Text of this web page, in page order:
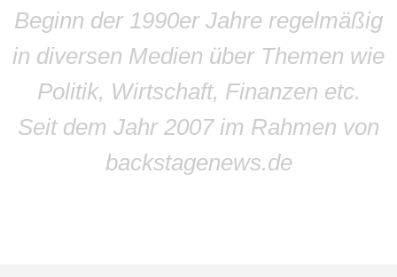
Beginn der 1990er Jahre regelmäßig
in diversen Medien über Themen wie
Politik, Wirtschaft, Finanzen etc.
Seit dem Jahr 2007 im Rahmen von
backstagenews.de